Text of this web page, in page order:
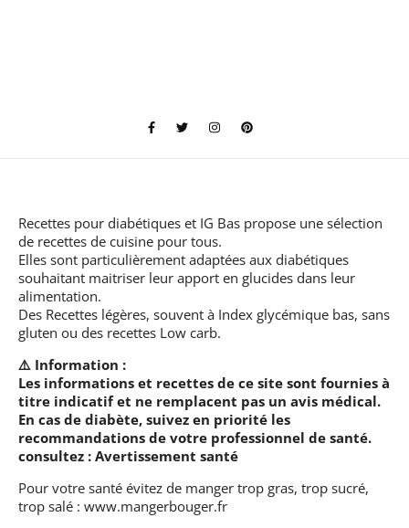
Recettes pour diabétiques et IG Bas propose une sélection
de recettes de cuisine pour tous.
Elles sont particulièrement adaptées aux diabétiques
souhaitant maitriser leur apport en glucides dans leur
alimentation.
Des Recettes légères, souvent à Index glycémique bas, sans
gluten ou des recettes Low carb.
⚠️ Information :
Les informations et recettes de ce site sont fournies à
titre indicatif et ne remplacent pas un avis médical.
En cas de diabète, suivez en priorité les
recommandations de votre professionnel de santé.
consultez : Avertissement santé
Pour votre santé évitez de manger trop gras, trop sucré,
trop salé : www.mangerbouger.fr